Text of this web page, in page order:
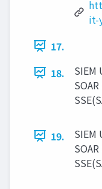
it-
17.
18.
SIEM
19.
SIEM